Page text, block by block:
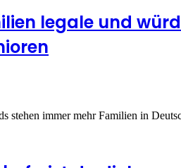
legale und
stehen immer mehr Familien in